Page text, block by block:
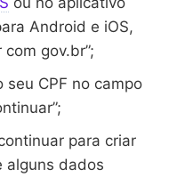
Android e iOS,
gov.br”;
seu CPF no campo
para criar
alguns dados